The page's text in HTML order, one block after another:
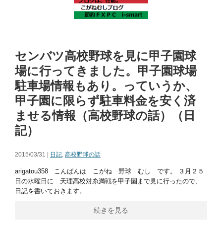
センバツ高校野球を見に甲子園球
場に行ってきました。甲子園球場
駐車場情報もあり。っていうか、
甲子園に限らず駐車料金を安く済
ませる情報（高校野球の話）（日
記）
2015/03/31 | 日記, 高校野球の話
arigatou358 こんばんは こがね 野球 むし です。 ３月２５
日の水曜日に 天理高校対糸満戦を甲子園まで見に行ったので、
日記を書いておきます。
続きを見る